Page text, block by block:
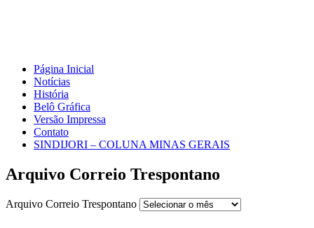
Página Inicial
Notícias
História
Belô Gráfica
Versão Impressa
Contato
SINDIJORI – COLUNA MINAS GERAIS
Arquivo Correio Trespontano
Arquivo Correio Trespontano